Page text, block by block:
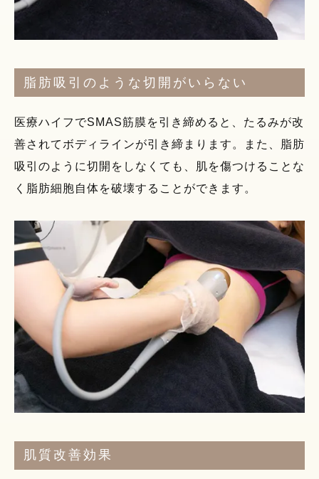
脂肪吸引のような切開がいらない
医療ハイフでSMAS筋膜を引き締めると、たるみが改
善されてボディラインが引き締まります。また、脂肪
吸引のように切開をしなくても、肌を傷つけることな
く脂肪細胞自体を破壊することができます。
肌質改善効果